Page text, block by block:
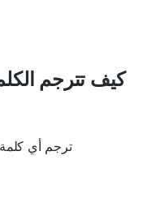
ترجم أي كلمة